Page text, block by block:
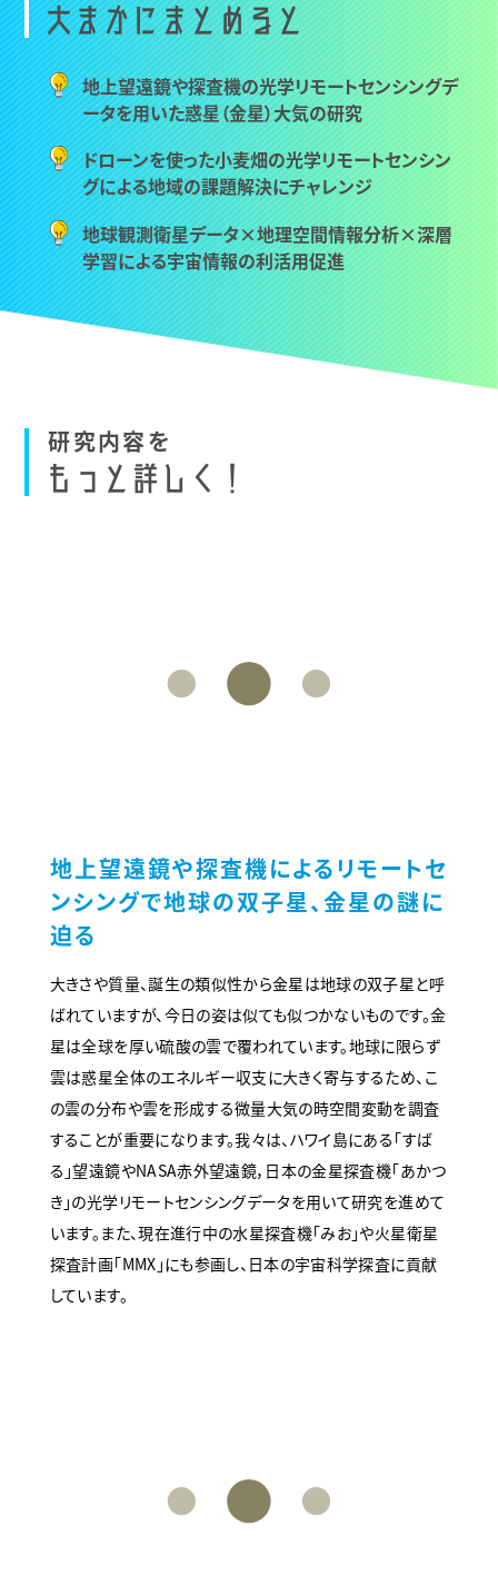
大まかにまとめると
地上望遠鏡や探査機の光学リモートセンシングデ
ータを用いた惑星（金星）大気の研究
ドローンを使った小麦畑の光学リモートセンシン
グによる地域の課題解決にチャレンジ
地球観測衛星データ×地理空間情報分析×深層
学習による宇宙情報の利活用促進
研究内容を
も っ と 詳 し く ！
地上望遠鏡や探査機によるリモートセ
ンシングで地球の双子星、金星の謎に
迫る
大きさや質量、誕生の類似性から金星は地球の双子星と呼
ばれていますが、今日の姿は似ても似つかないものです。金
星は全球を厚い硫酸の雲で覆われています。地球に限らず
雲は惑星全体のエネルギー収支に大きく寄与するため、こ
の雲の分布や雲を形成する微量大気の時空間変動を調査
することが重要になります。我々は、ハワイ島にある「すば
る」望遠鏡やNASA赤外望遠鏡，日本の金星探査機「あかつ
き」の光学リモートセンシングデータを用いて研究を進めて
います。また、現在進行中の水星探査機「みお」や火星衛星
探査計画「MMX」にも参画し、日本の宇宙科学探査に貢献
しています。